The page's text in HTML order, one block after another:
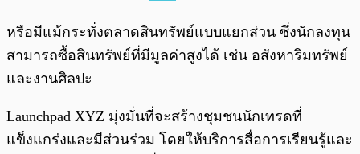
หรือมีแม้กระทั่งตลาดสินทรัพย์แบบแยกส่วน ซึ่งนักลงทุน
สามารถซื้อสินทรัพย์ที่มีมูลค่าสูงได้ เช่น อสังหาริมทรัพย์
และงานศิลปะ
Launchpad XYZ มุ่งมั่นที่จะสร้างชุมชนนักเทรดที่
แข็งแกร่งและมีส่วนร่วม โดยให้บริการสื่อการเรียนรู้และ